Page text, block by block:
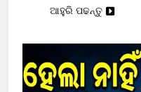
ଆହୁରି ପଢନ୍ତୁ